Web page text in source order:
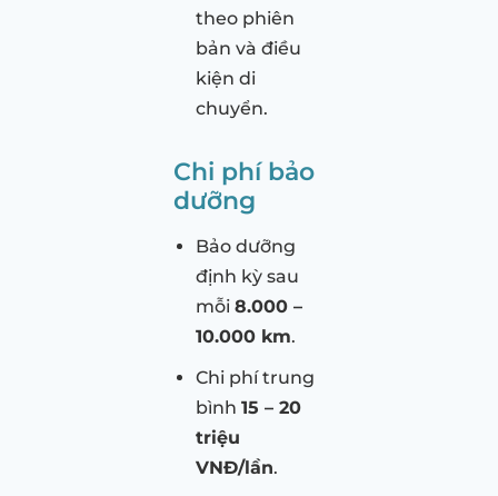
theo phiên
bản và điều
kiện di
chuyển.
Chi phí bảo
dưỡng
Bảo dưỡng
định kỳ sau
mỗi 8.000 –
10.000 km.
Chi phí trung
bình 15 – 20
triệu
VNĐ/lần.